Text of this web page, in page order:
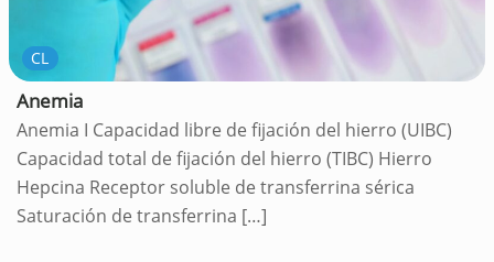
CL
Anemia
Anemia I Capacidad libre de fijación del hierro (UIBC)
Capacidad total de fijación del hierro (TIBC) Hierro
Hepcina Receptor soluble de transferrina sérica
Saturación de transferrina […]